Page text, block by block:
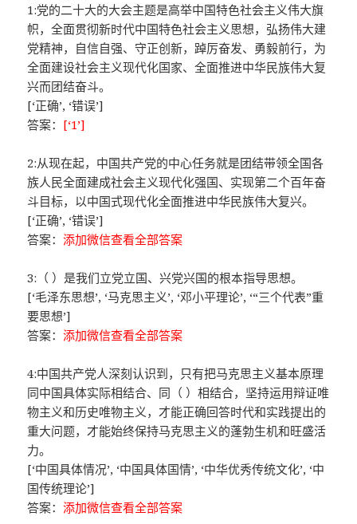
1:党的二十大的大会主题是高举中国特色社会主义伟大旗
帜，全面贯彻新时代中国特色社会主义思想，弘扬伟大建
党精神，自信自强、守正创新，踔厉奋发、勇毅前行，为
全面建设社会主义现代化国家、全面推进中华民族伟大复
兴而团结奋斗。
[‘正确’, ‘错误’]
答案： [‘1’]
2:从现在起，中国共产党的中心任务就是团结带领全国各
族人民全面建成社会主义现代化强国、实现第二个百年奋
斗目标，以中国式现代化全面推进中华民族伟大复兴。
[‘正确’, ‘错误’]
答案：添加微信查看全部答案
3:（ ）是我们立党立国、兴党兴国的根本指导思想。
[‘毛泽东思想’, ‘马克思主义’, ‘邓小平理论’, ‘“三个代表”重
要思想’]
答案：添加微信查看全部答案
4:中国共产党人深刻认识到，只有把马克思主义基本原理
同中国具体实际相结合、同（ ）相结合，坚持运用辩证唯
物主义和历史唯物主义，才能正确回答时代和实践提出的
重大问题，才能始终保持马克思主义的蓬勃生机和旺盛活
力。
[‘中国具体情况’, ‘中国具体国情’, ‘中华优秀传统文化’, ‘中
国传统理论’]
答案：添加微信查看全部答案